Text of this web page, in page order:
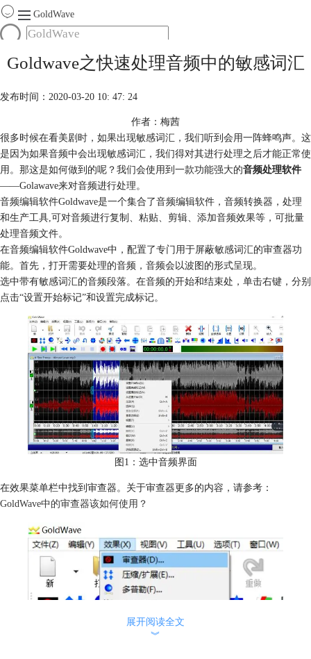
GoldWave
产品
购买
Goldwave之快速处理音频中的敏感词汇
发布时间：2020-03-20 10: 47: 24
作者：梅茜
很多时候在看美剧时，如果出现敏感词汇，我们听到会用一阵蜂鸣声。这
是因为如果音频中会出现敏感词汇，我们得对其进行处理之后才能正常使
用。那这是如何做到的呢？我们会使用到一款功能强大的音频处理软件
——Golawave来对音频进行处理。
音频编辑软件Goldwave是一个集合了音频编辑软件，音频转换器，处理
和生产工具,可对音频进行复制、粘贴、剪辑、添加音频效果等，可批量
处理音频文件。
在音频编辑软件Goldwave中，配置了专门用于屏蔽敏感词汇的审查器功
能。首先，打开需要处理的音频，音频会以波图的形式呈现。
选中带有敏感词汇的音频段落。在音频的开始和结束处，单击右键，分别
点击“设置开始标记”和设置完成标记。
图1：选中音频界面
在效果菜单栏中找到审查器。关于审查器更多的内容，请参考：
GoldWave中的审查器该如何使用？
展开阅读全文
︾